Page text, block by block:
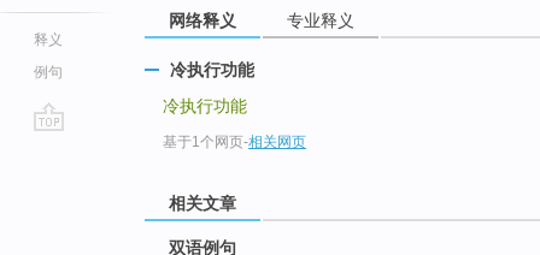
释义
例句
网络释义 专业释义
冷执行功能
冷执行功能
基于1个网页-相关网页
相关文章
双语例句